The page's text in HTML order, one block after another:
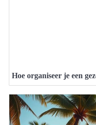
Hoe organiseer je een